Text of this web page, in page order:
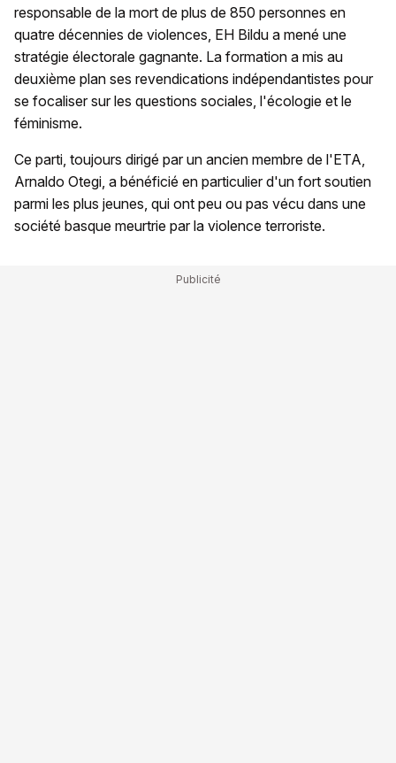
responsable de la mort de plus de 850 personnes en
quatre décennies de violences, EH Bildu a mené une
stratégie électorale gagnante. La formation a mis au
deuxième plan ses revendications indépendantistes pour
se focaliser sur les questions sociales, l'écologie et le
féminisme.
Ce parti, toujours dirigé par un ancien membre de l'ETA,
Arnaldo Otegi, a bénéficié en particulier d'un fort soutien
parmi les plus jeunes, qui ont peu ou pas vécu dans une
société basque meurtrie par la violence terroriste.